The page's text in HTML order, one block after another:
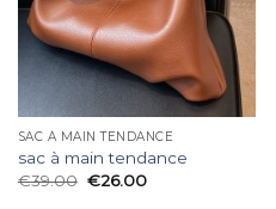
SAC À MAIN TENDANCE
sac à main tendance
€39.00 €26.00